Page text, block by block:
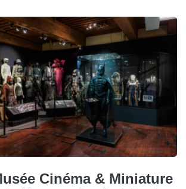
Cinéma & Miniature